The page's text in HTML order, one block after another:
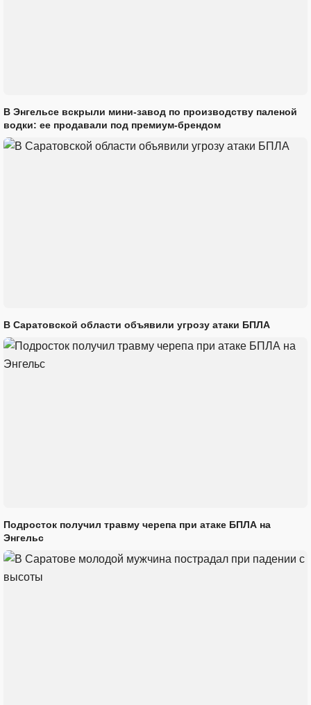
В Энгельсе вскрыли мини-завод по производству паленой
водки: ее продавали под премиум-брендом
В Саратовской области объявили угрозу атаки БПЛА
Подросток получил травму черепа при атаке БПЛА на
Энгельс